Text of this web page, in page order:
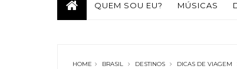
QUEM SOU EU? MÚSICAS
HOME BRASIL DESTINOS DICAS DE VIAGEM